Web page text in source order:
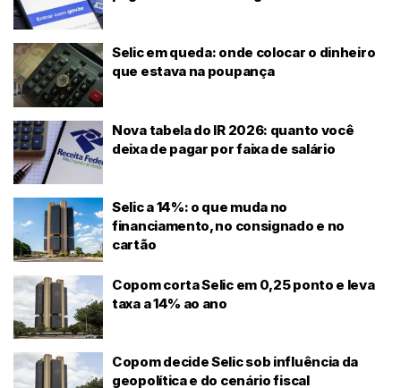
Selic em queda: onde colocar o dinheiro
que estava na poupança
Nova tabela do IR 2026: quanto você
deixa de pagar por faixa de salário
Selic a 14%: o que muda no
financiamento, no consignado e no
cartão
Copom corta Selic em 0,25 ponto e leva
taxa a 14% ao ano
Copom decide Selic sob influência da
geopolítica e do cenário fiscal